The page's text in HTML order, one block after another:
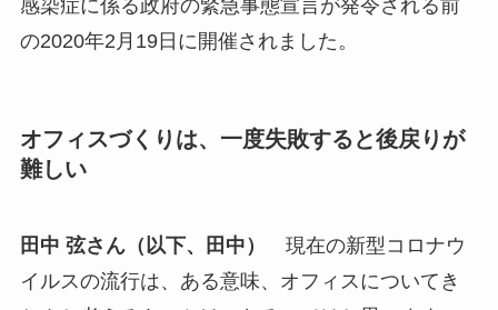
感染症に係る政府の緊急事態宣言が発令される前
の2020年2月19日に開催されました。
オフィスづくりは、一度失敗すると後戻りが
難しい
田中 弦さん（以下、田中）
現在の新型コロナウ
イルスの流行は、ある意味、オフィスについてき